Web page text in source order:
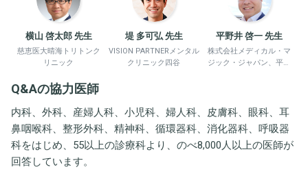
横山 啓太郎 先生
慈恵医大晴海トリトンク
リニック
堤 多可弘 先生
VISION PARTNERメンタル
クリニック四谷
平野井 啓一 先生
株式会社メディカル・マ
ジック・ジャパン、平野
Q&Aの協力医師
内科、外科、産婦人科、小児科、婦人科、皮膚科、眼科、耳
鼻咽喉科、整形外科、精神科、循環器科、消化器科、呼吸器
科をはじめ、55以上の診療科より、のべ8,000人以上の医師が
回答しています。